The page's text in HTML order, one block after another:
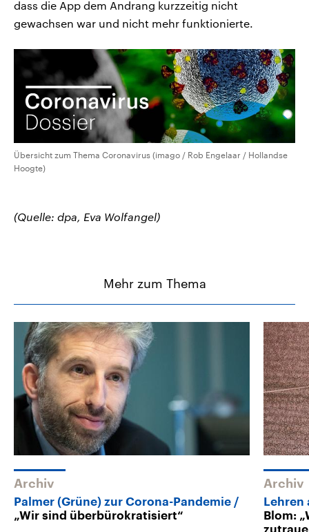
dass die App dem Andrang kurzzeitig nicht
gewachsen war und nicht mehr funktionierte.
Übersicht zum Thema Coronavirus (imago / Rob Engelaar / Hollandse
Hoogte)
(Quelle: dpa, Eva Wolfangel)
Mehr zum Thema
Archiv
Palmer (Grüne) zur Corona-Pandemie
„Wir sind überbürokratisiert“
Archiv
Lehren
Blom: